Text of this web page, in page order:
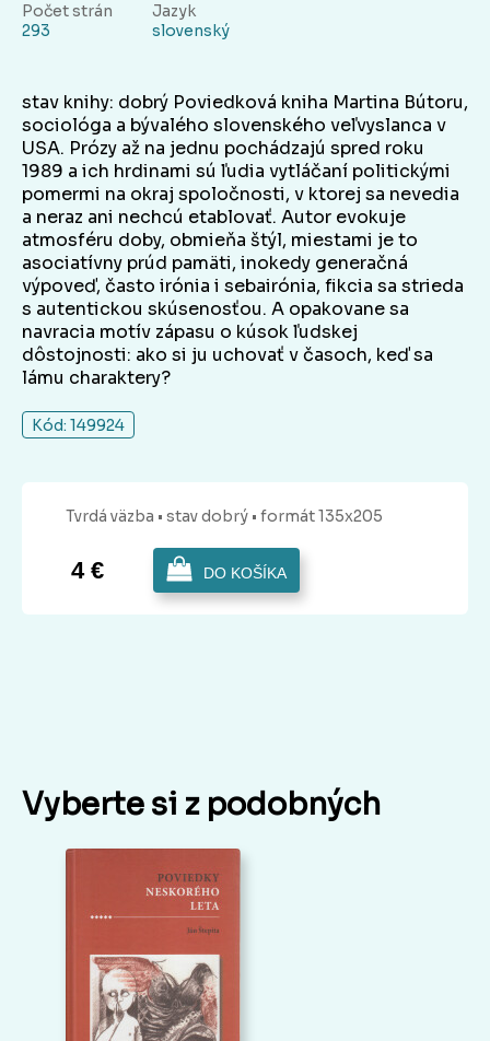
Počet strán
293
Jazyk
slovenský
stav knihy: dobrý Poviedková kniha Martina Bútoru,
sociológa a bývalého slovenského veľvyslanca v
USA. Prózy až na jednu pochádzajú spred roku
1989 a ich hrdinami sú ľudia vytláčaní politickými
pomermi na okraj spoločnosti, v ktorej sa nevedia
a neraz ani nechcú etablovať. Autor evokuje
atmosféru doby, obmieňa štýl, miestami je to
asociatívny prúd pamäti, inokedy generačná
výpoveď, často irónia i sebairónia, fikcia sa strieda
s autentickou skúsenosťou. A opakovane sa
navracia motív zápasu o kúsok ľudskej
dôstojnosti: ako si ju uchovať v časoch, keď sa
lámu charaktery?
Kód: 149924
Tvrdá väzba • stav dobrý • formát 135x205
4 € DO KOŠÍKA
Vyberte si z podobných